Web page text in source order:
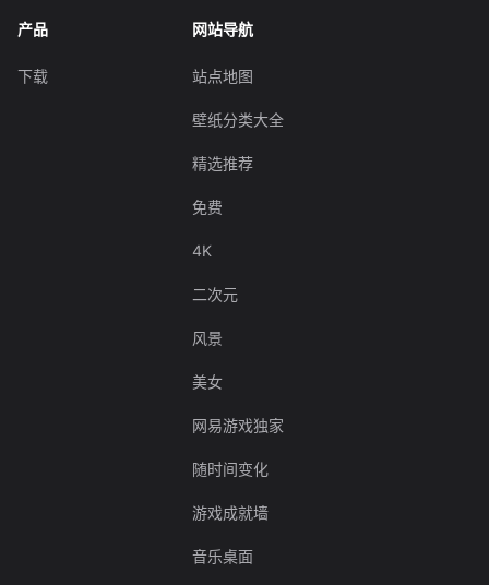
产品
下载
网站导航
站点地图
壁纸分类大全
精选推荐
免费
4K
二次元
风景
美女
网易游戏独家
随时间变化
游戏成就墙
音乐桌面